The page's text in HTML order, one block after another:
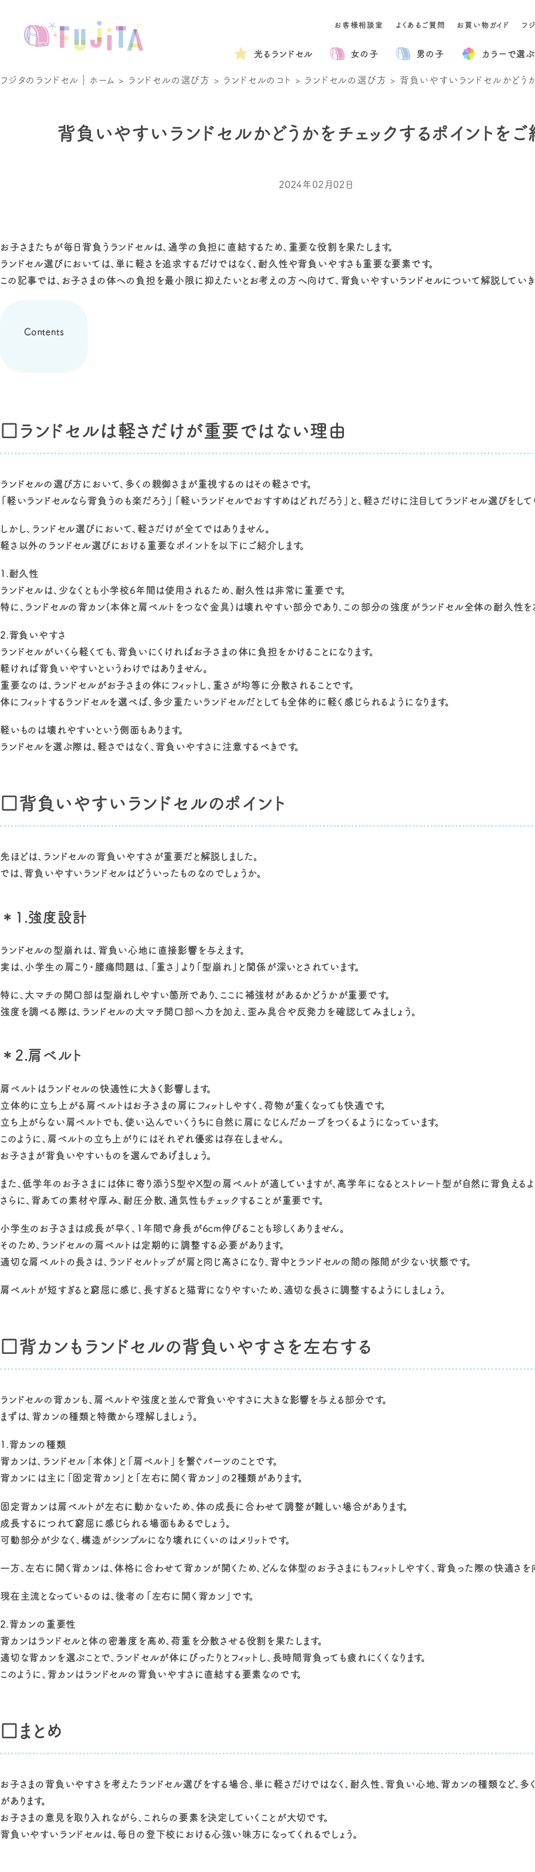
お客様相談室 よくあるご質問 お買い物ガイド フ
光るランドセル 女の子 男の子 カラー で選ぶ
フジタのランドセル｜ホーム > ランドセルの選び方 > ランドセルのコト > ランドセルの選び方 > 背負いやすいランドセルかどう
背負いやすいランドセルかどうかをチェックするポイントをご
2024年02月02日
お子さまたちが毎日背負うランドセルは、通学の負担に直結するため、重要な役割を果たします。
ランドセル選びにおいては、単に軽さを追求するだけではなく、耐久性や背負いやすさも重要な要素です。
この記事では、お子さまの体への負担を最小限に抑えたいとお考えの方へ向けて、背負いやすいランドセルについて解説していき
Contents
□ランドセルは軽さだけが重要ではない理由
ランドセルの選び方において、多くの親御さまが重視するのはその軽さです。
「軽いランドセルなら背負うのも楽だろう」「軽いランドセルでおすすめはどれだろう」と、軽さだけに注目してランドセル選びをして
しかし、ランドセル選びにおいて、軽さだけが全てではありません。
軽さ以外のランドセル選びにおける重要なポイントを以下にご紹介します。
1.耐久性
ランドセルは、少なくとも小学校6年間は使用されるため、耐久性は非常に重要です。
特に、ランドセルの背カン(本体と肩ベルトをつなぐ金具)は壊れやすい部分であり、この部分の強度がランドセル全体の耐久性を
2.背負いやすさ
ランドセルがいくら軽くても、背負いにくければお子さまの体に負担をかけることになります。
軽ければ背負いやすいというわけではありません。
重要なのは、ランドセルがお子さまの体にフィットし、重さが均等に分散されることです。
体にフィットするランドセルを選べば、多少重たいランドセルだとしても全体的に軽く感じられるようになります。
軽いものは壊れやすいという側面もあります。
ランドセルを選ぶ際は、軽さではなく、背負いやすさに注意するべきです。
□背負いやすいランドセルのポイント
先ほどは、ランドセルの背負いやすさが重要だと解説しました。
では、背負いやすいランドセルはどういったものなのでしょうか。
＊1.強度設計
ランドセルの型崩れは、背負い心地に直接影響を与えます。
実は、小学生の肩こり・腰痛問題は、「重さ」より「型崩れ」と関係が深いとされています。
特に、大マチの開口部は型崩れしやすい箇所であり、ここに補強材があるかどうかが重要です。
強度を調べる際は、ランドセルの大マチ開口部へ力を加え、歪み具合や反発力を確認してみましょう。
＊2.肩ベルト
肩ベルトはランドセルの快適性に大きく影響します。
立体的に立ち上がる肩ベルトはお子さまの肩にフィットしやすく、荷物が重くなっても快適です。
立ち上がらない肩ベルトでも、使い込んでいくうちに自然に肩になじんだカーブをつくるようになっています。
このように、肩ベルトの立ち上がりにはそれぞれ優劣は存在しません。
お子さまが背負いやすいものを選んであげましょう。
また、低学年のお子さまには体に寄り添うS型やX型の肩ベルトが適していますが、高学年になるとストレート型が自然に背負えるよ
さらに、背あての素材や厚み、耐圧分散、通気性もチェックすることが重要です。
小学生のお子さまは成長が早く、1年間で身長が6cm伸びることも珍しくありません。
そのため、ランドセルの肩ベルトは定期的に調整する必要があります。
適切な肩ベルトの長さは、ランドセルトップが肩と同じ高さになり、背中とランドセルの間の隙間が少ない状態です。
肩ベルトが短すぎると窮屈に感じ、長すぎると猫背になりやすいため、適切な長さに調整するようにしましょう。
□背カンもランドセルの背負いやすさを左右する
ランドセルの背カンも、肩ベルトや強度と並んで背負いやすさに大きな影響を与える部分です。
まずは、背カンの種類と特徴から理解しましょう。
1.背カンの種類
背カンは、ランドセル「本体」と「肩ベルト」を繋ぐパーツのことです。
背カンには主に「固定背カン」と「左右に開く背カン」の2種類があります。
固定背カンは肩ベルトが左右に動かないため、体の成長に合わせて調整が難しい場合があります。
成長するにつれて窮屈に感じられる場面もあるでしょう。
可動部分が少なく、構造がシンプルになり壊れにくいのはメリットです。
一方、左右に開く背カンは、体格に合わせて背カンが開くため、どんな体型のお子さまにもフィットしやすく、背負った際の快適さを
現在主流となっているのは、後者の「左右に開く背カン」です。
2.背カンの重要性
背カンはランドセルと体の密着度を高め、荷重を分散させる役割を果たします。
適切な背カンを選ぶことで、ランドセルが体にぴったりとフィットし、長時間背負っても疲れにくくなります。
このように、背カンはランドセルの背負いやすさに直結する要素なのです。
□まとめ
お子さまの背負いやすさを考えたランドセル選びをする場合、単に軽さだけではなく、耐久性、背負い心地、背カンの種類など、
があります。
お子さまの意見を取り入れながら、これらの要素を決定していくことが大切です。
背負いやすいランドセルは、毎日の登下校における心強い味方になってくれるでしょう。